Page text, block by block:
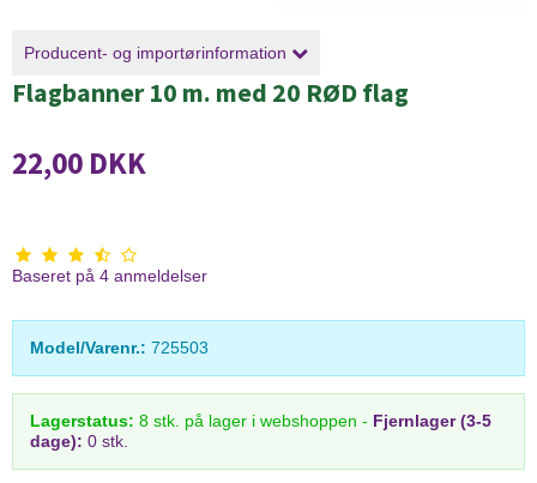
Producent- og importørinformation
Flagbanner 10 m. med 20 RØD flag
22,00 DKK
Baseret på 4 anmeldelser
Model/Varenr.: 725503
Lagerstatus: 8 stk. på lager i webshoppen - Fjernlager (3-5
dage): 0 stk.